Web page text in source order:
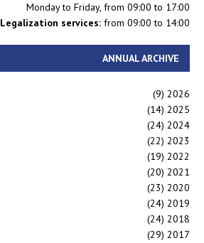
Monday to Friday, from 09:00 to 17:00
Legalization services: from 09:00 to 14:00
ANNUAL ARCHIVE
2026
(9)
2025
(14)
2024
(24)
2023
(22)
2022
(19)
2021
(20)
2020
(23)
2019
(24)
2018
(24)
2017
(29)